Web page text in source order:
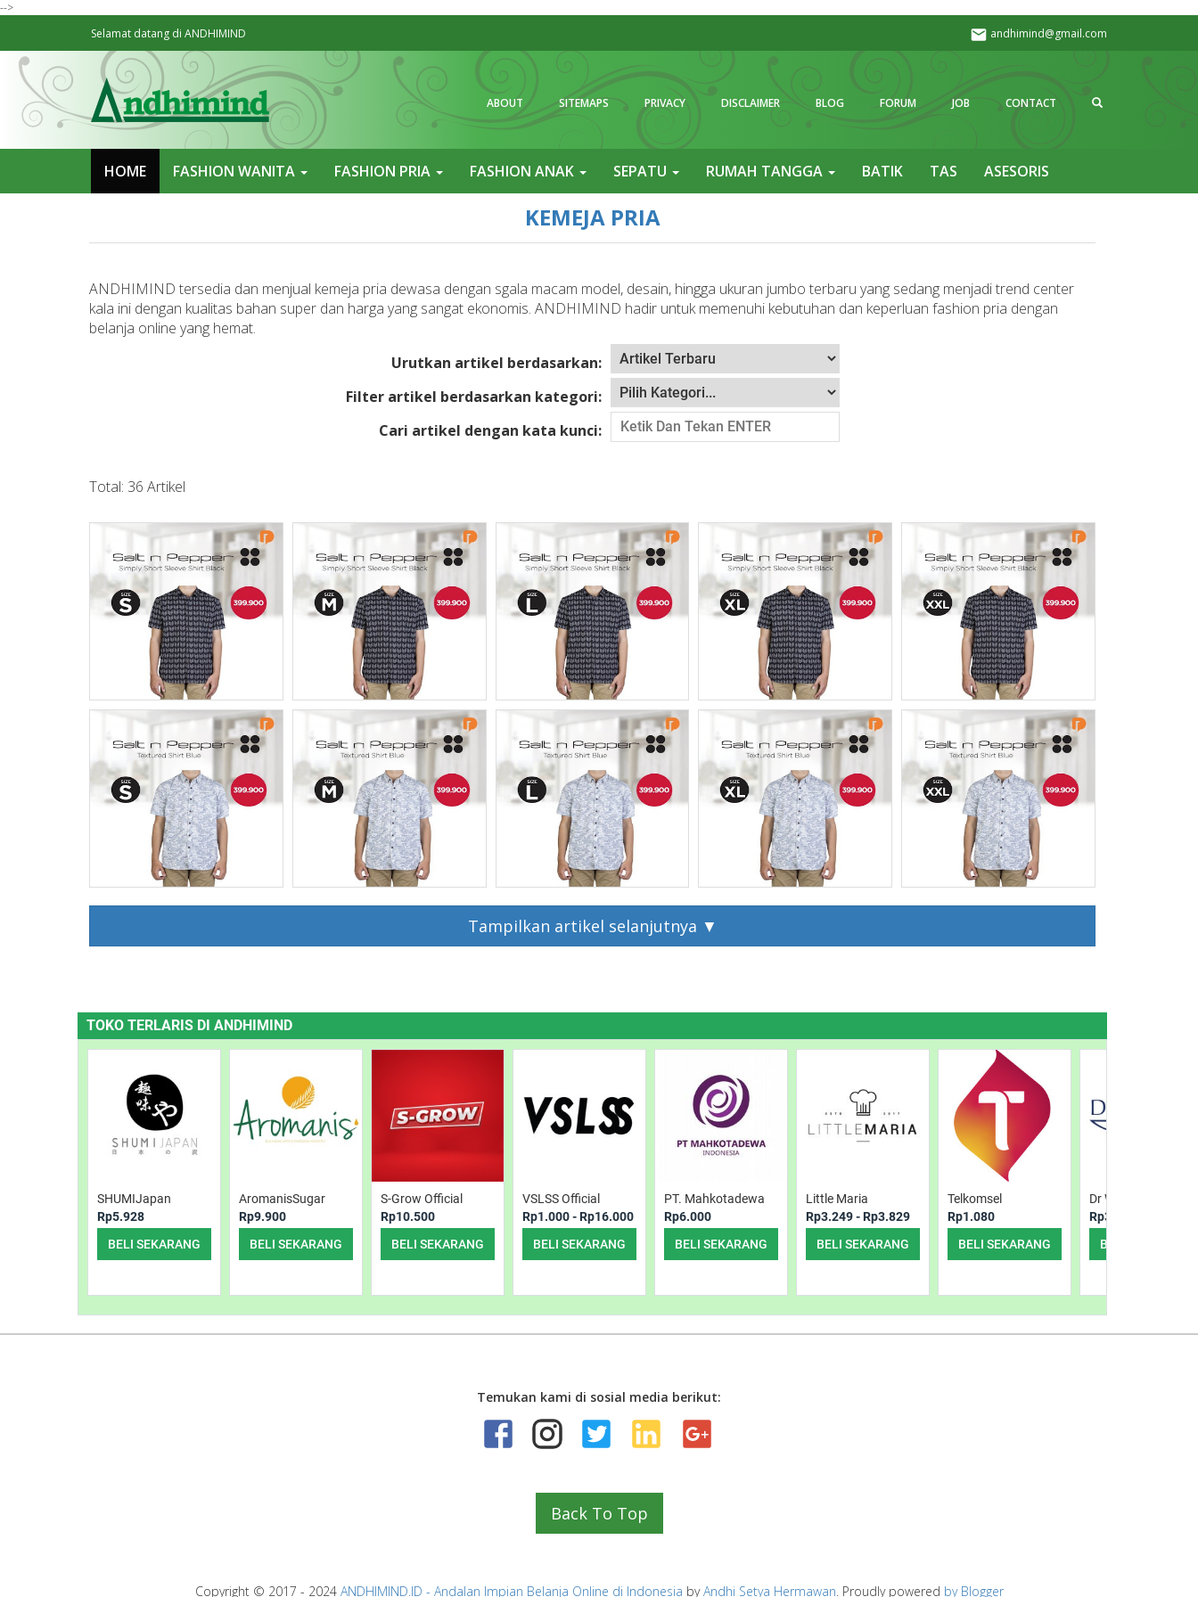
-->
Selamat datang di ANDHIMIND
andhimind@gmail.com
ABOUT SITEMAPS PRIVACY DISCLAIMER BLOG FORUM JOB CONTACT
HOME FASHION WANITA FASHION PRIA FASHION ANAK SEPATU RUMAH TANGGA BATIK TAS ASESORIS
KEMEJA PRIA
ANDHIMIND tersedia dan menjual kemeja pria dewasa dengan sgala macam model, desain, hingga ukuran jumbo terbaru yang sedang menjadi trend center
kala ini dengan kualitas bahan super dan harga yang sangat ekonomis. ANDHIMIND hadir untuk memenuhi kebutuhan dan keperluan fashion pria dengan
belanja online yang hemat.
Urutkan artikel berdasarkan:
Filter artikel berdasarkan kategori:
Cari artikel dengan kata kunci:
Total: 36 Artikel
Salt N Pepper
Simply Short Sleeve
Shirt Size S Black
Read Post
Salt N Pepper
Simply Short Sleeve
Shirt Size M Black
Read Post
Salt N Pepper
Simply Short Sleeve
Shirt Size L Black
Read Post
Salt N Pepper
Simply Short Sleeve
Shirt Size XL Black
Read Post
Salt N Pepper
Simply Short Sleeve
Shirt Size XXL Black
Read Post
Salt N Pepper
Textured Shirt Size
S Blue
Read Post
Salt N Pepper
Textured Shirt Size
M Blue
Read Post
Salt N Pepper
Textured Shirt Size
L Blue
Read Post
Salt N Pepper
Textured Shirt Size
XL Blue
Read Post
Salt N Pepper
Textured Shirt Size
XXL Blue
Read Post
Tampilkan artikel selanjutnya ▼
TOKO TERLARIS DI ANDHIMIND
SHUMIJapan
Rp5.928
BELI SEKARANG
AromanisSugar
Rp9.900
BELI SEKARANG
S-Grow Official
Rp10.500
BELI SEKARANG
VSLSS Official
Rp1.000 - Rp16.000
BELI SEKARANG
PT. Mahkotadewa
Rp6.000
BELI SEKARANG
Little Maria
Rp3.249 - Rp3.829
BELI SEKARANG
Telkomsel
Rp1.080
BELI SEKARANG
Dr Wolff
Rp3.999 -
BELI SEKARANG
Temukan kami di sosial media berikut:
Back To Top
Copyright © 2017 - 2024 ANDHIMIND.ID - Andalan Impian Belanja Online di Indonesia byAndhi Setya Hermawan. Proudly powered by Blogger